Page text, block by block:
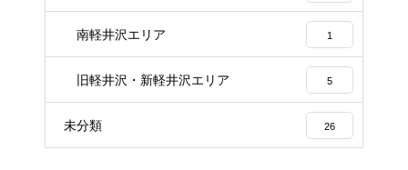
南軽井沢エリア 1
旧軽井沢・新軽井沢エリア 5
未分類 26